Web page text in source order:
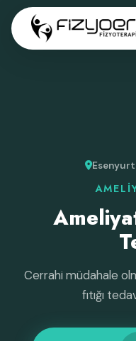
Cerrahi müdahale
fıtığı